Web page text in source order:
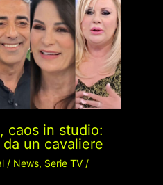
caos in studio:
un cavaliere
/ News, Serie TV/